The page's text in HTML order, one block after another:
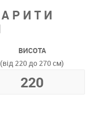
ВИСОТА
(від 220 до 270 см)